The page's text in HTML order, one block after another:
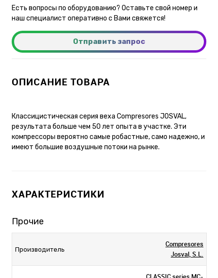
Есть вопросы по оборудованию? Оставьте свой номер и
наш специалист оперативно с Вами свяжется!
Отправить запрос
ОПИСАНИЕ ТОВАРА
Классицистическая серия веха Compresores JOSVAL,
результата больше чем 50 лет опыта в участке. Эти
компрессоры вероятно самые робастные, само надежно, и
имеют большие воздушные потоки на рынке.
ХАРАКТЕРИСТИКИ
Прочие
Производитель
Compresores
Josval, S.L.